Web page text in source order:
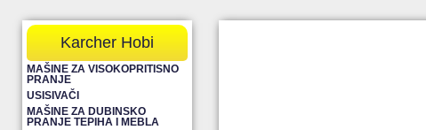
Karcher Hobi
MAŠINE ZA VISOKOPRITISNO
PRANJE
USISIVAČI
MAŠINE ZA DUBINSKO
PRANJE TEPIHA I MEBLA